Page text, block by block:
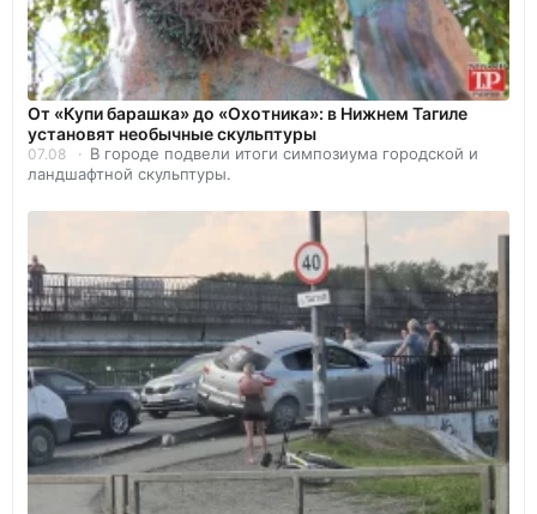
От «Купи барашка» до «Охотника»: в Нижнем Тагиле
установят необычные скульптуры
07.08
В городе подвели итоги симпозиума городской и
ландшафтной скульптуры.